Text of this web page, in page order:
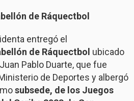
de Ráquectbol
entregó el
de Ráquectbol ubicado
Pablo Duarte, que fue
de Deportes y albergó
subsede, de los Juegos